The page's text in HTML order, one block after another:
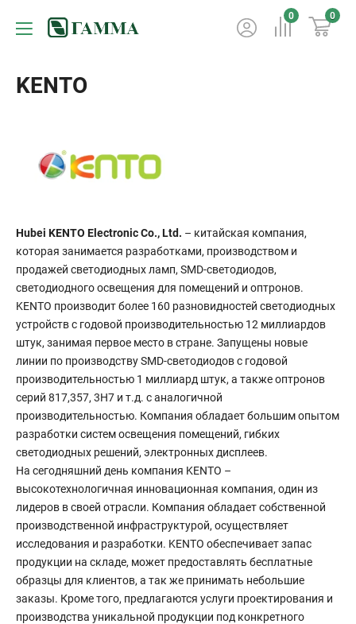
0 0
KENTO
Hubei KENTO Electronic Co., Ltd. – китайская компания,
которая занимается разработками, производством и
продажей светодиодных ламп, SMD-светодиодов,
светодиодного освещения для помещений и оптронов.
KENTO производит более 160 разновидностей светодиодных
устройств с годовой производительностью 12 миллиардов
штук, занимая первое место в стране. Запущены новые
линии по производству SMD-светодиодов с годовой
производительностью 1 миллиард штук, а также оптронов
серий 817,357, 3H7 и т.д. с аналогичной
производительностью. Компания обладает большим опытом
разработки систем освещения помещений, гибких
светодиодных решений, электронных дисплеев.
На сегодняшний день компания KENTO –
высокотехнологичная инновационная компания, один из
лидеров в своей отрасли. Компания обладает собственной
производственной инфраструктурой, осуществляет
исследования и разработки. KENTO обеспечивает запас
продукции на складе, может предоставлять бесплатные
образцы для клиентов, а так же принимать небольшие
заказы. Кроме того, предлагаются услуги проектирования и
производства уникальной продукции под конкретного